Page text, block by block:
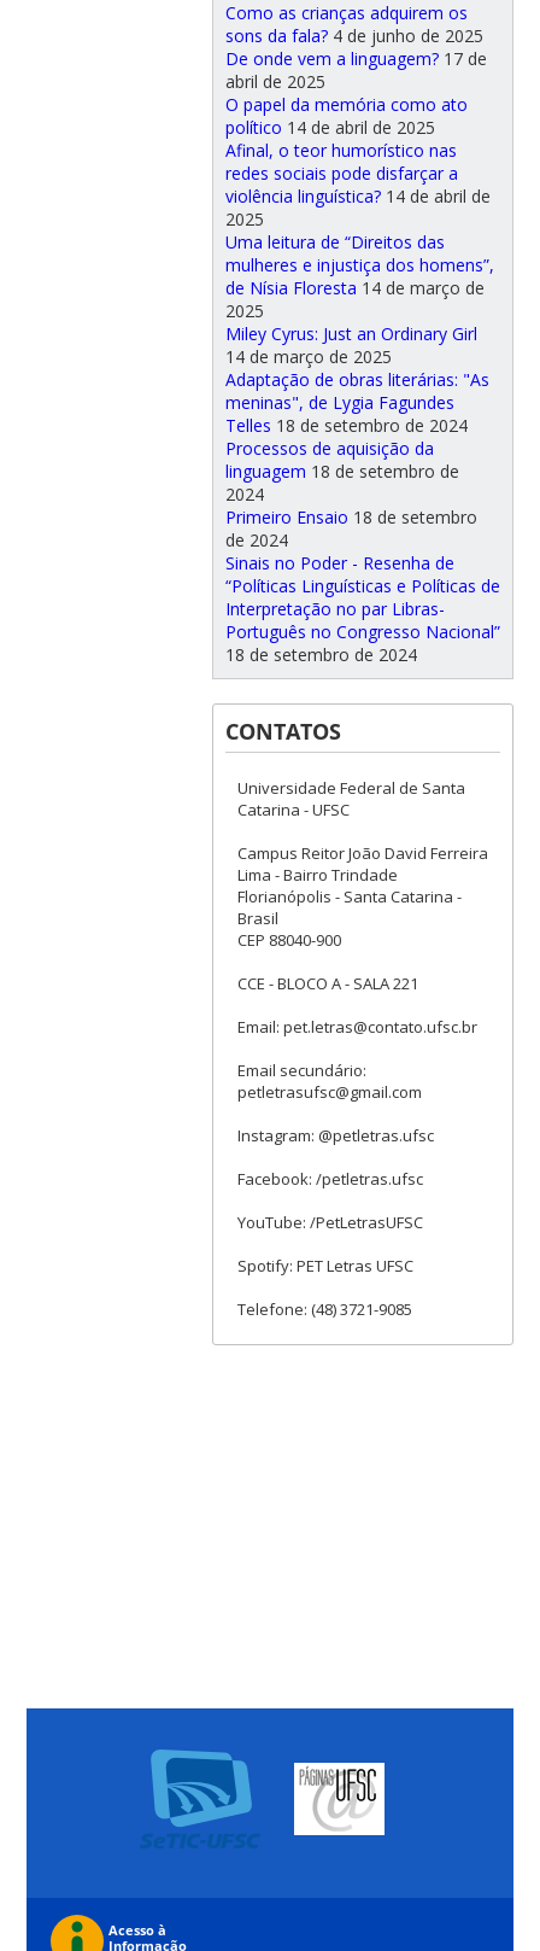
Como as crianças adquirem os
sons da fala? 4 de junho de 2025
De onde vem a linguagem? 17 de
abril de 2025
O papel da memória como ato
político 14 de abril de 2025
Afinal, o teor humorístico nas
redes sociais pode disfarçar a
violência linguística? 14 de abril de
2025
Uma leitura de “Direitos das
mulheres e injustiça dos homens”,
de Nísia Floresta 14 de março de
2025
Miley Cyrus: Just an Ordinary Girl
14 de março de 2025
Adaptação de obras literárias: "As
meninas", de Lygia Fagundes
Telles 18 de setembro de 2024
Processos de aquisição da
linguagem 18 de setembro de
2024
Primeiro Ensaio 18 de setembro
de 2024
Sinais no Poder - Resenha de
“Políticas Linguísticas e Políticas de
Interpretação no par Libras-
Português no Congresso Nacional”
18 de setembro de 2024
CONTATOS
Universidade Federal de Santa
Catarina - UFSC
Campus Reitor João David Ferreira
Lima - Bairro Trindade
Florianópolis - Santa Catarina -
Brasil
CEP 88040-900
CCE - BLOCO A - SALA 221
Email: pet.letras@contato.ufsc.br
Email secundário:
petletrasufsc@gmail.com
Instagram: @petletras.ufsc
Facebook: /petletras.ufsc
YouTube: /PetLetrasUFSC
Spotify: PET Letras UFSC
Telefone: (48) 3721-9085